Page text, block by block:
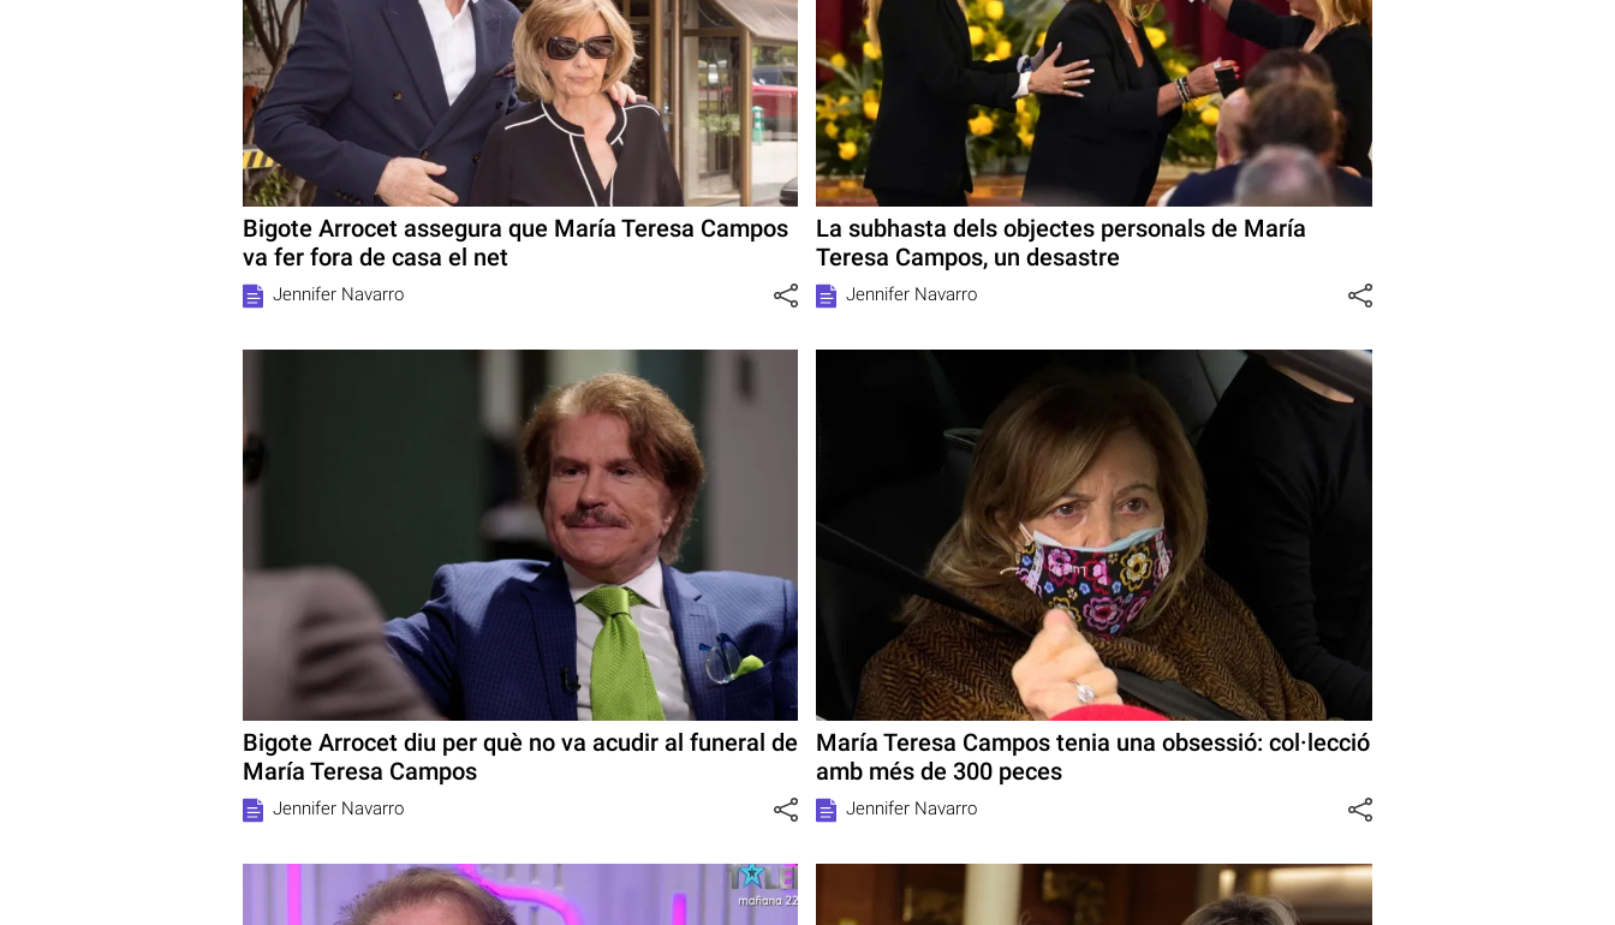
Bigote Arrocet assegura que María Teresa Campos
va fer fora de casa el net
Jennifer Navarro
La subhasta dels objectes personals de María
Teresa Campos, un desastre
Jennifer Navarro
Bigote Arrocet diu per què no va acudir al funeral de
María Teresa Campos
Jennifer Navarro
María Teresa Campos tenia una obsessió: col·lecció
amb més de 300 peces
Jennifer Navarro